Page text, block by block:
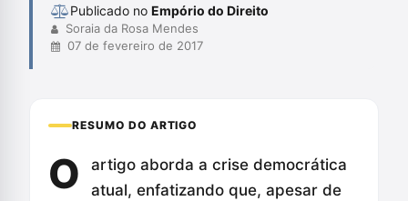
Publicado no Empório do Direito
Soraia da Rosa Mendes
07 de fevereiro de 2017
RESUMO DO ARTIGO
O
artigo aborda a crise democrática
atual, enfatizando que, apesar de